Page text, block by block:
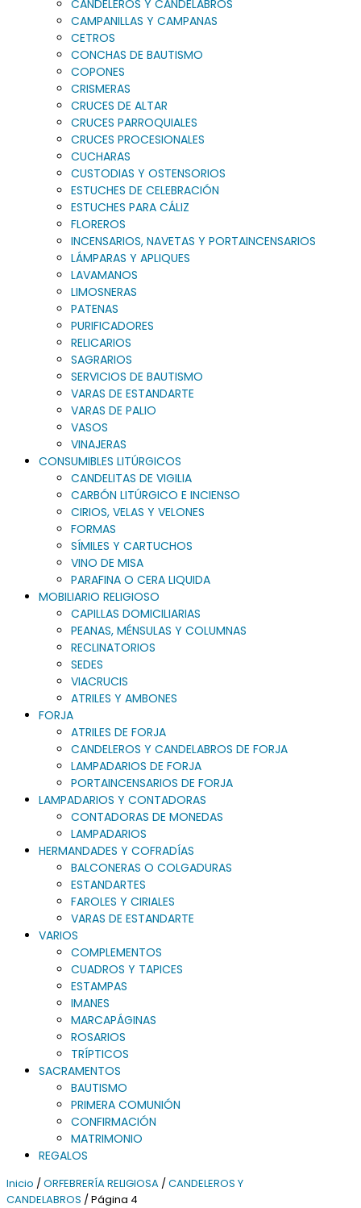
CANDELEROS Y CANDELABROS
CAMPANILLAS Y CAMPANAS
CETROS
CONCHAS DE BAUTISMO
COPONES
CRISMERAS
CRUCES DE ALTAR
CRUCES PARROQUIALES
CRUCES PROCESIONALES
CUCHARAS
CUSTODIAS Y OSTENSORIOS
ESTUCHES DE CELEBRACIÓN
ESTUCHES PARA CÁLIZ
FLOREROS
INCENSARIOS, NAVETAS Y PORTAINCENSARIOS
LÁMPARAS Y APLIQUES
LAVAMANOS
LIMOSNERAS
PATENAS
PURIFICADORES
RELICARIOS
SAGRARIOS
SERVICIOS DE BAUTISMO
VARAS DE ESTANDARTE
VARAS DE PALIO
VASOS
VINAJERAS
CONSUMIBLES LITÚRGICOS
CANDELITAS DE VIGILIA
CARBÓN LITÚRGICO E INCIENSO
CIRIOS, VELAS Y VELONES
FORMAS
SÍMILES Y CARTUCHOS
VINO DE MISA
PARAFINA O CERA LIQUIDA
MOBILIARIO RELIGIOSO
CAPILLAS DOMICILIARIAS
PEANAS, MÉNSULAS Y COLUMNAS
RECLINATORIOS
SEDES
VIACRUCIS
ATRILES Y AMBONES
FORJA
ATRILES DE FORJA
CANDELEROS Y CANDELABROS DE FORJA
LAMPADARIOS DE FORJA
PORTAINCENSARIOS DE FORJA
LAMPADARIOS Y CONTADORAS
CONTADORAS DE MONEDAS
LAMPADARIOS
HERMANDADES Y COFRADÍAS
BALCONERAS O COLGADURAS
ESTANDARTES
FAROLES Y CIRIALES
VARAS DE ESTANDARTE
VARIOS
COMPLEMENTOS
CUADROS Y TAPICES
ESTAMPAS
IMANES
MARCAPÁGINAS
ROSARIOS
TRÍPTICOS
SACRAMENTOS
BAUTISMO
PRIMERA COMUNIÓN
CONFIRMACIÓN
MATRIMONIO
REGALOS
Inicio /ORFEBRERÍA RELIGIOSA /CANDELEROS Y
CANDELABROS / Página 4